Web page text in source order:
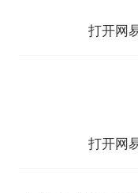
打开网
打开网